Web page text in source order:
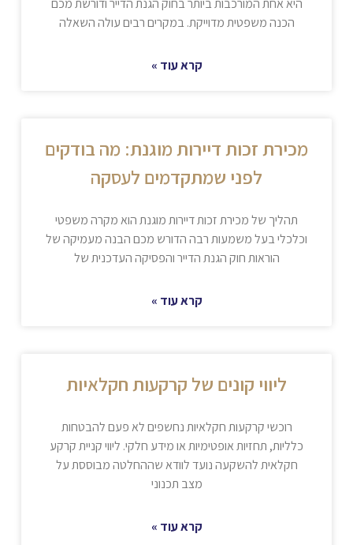
היא אחת המורכבות ביותר בחוק הגנת הדייר ודורשת מכם
הכנה משפטית מדוייקת. במקרים רבים עולה השאלה
קרא עוד »
מכירת זכות דיירות מוגנת: מה בודקים
לפני שמתקדמים לעסקה
תהליך של מכירת זכות דיירות מוגנת הוא מקרה משפטי
וכלכלי בעל משמעות רבה הדורש מכם הבנה מעמיקה של
הוראות חוק הגנת הדייר והפסיקה העדכנית של
קרא עוד »
ליווי קונים של קרקעות חקלאיות
רוכשי קרקעות חקלאיות נחשפים לא פעם להבטחות
כלליות, תחזיות אופטימיות או מידע חלקי. ליווי קניית קרקע
חקלאית להשקעה נועד לוודא שההחלטה מבוססת על
מצב תכנוני
קרא עוד »